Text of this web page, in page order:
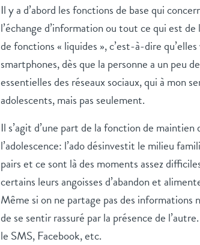
Il y a d’abord les fonctions de base qui
l’échange d’information ou tout ce qui est
de fonctions « liquides », c’est-à-dire
smartphones, dès que la personne a un peu
essentielles des réseaux sociaux, qui à mon
adolescents, mais pas seulement.
Il s’agit d’une part de la fonction de
l’adolescence: l’ado désinvestit le milieu
pairs et ce sont là des moments assez
certains leurs angoisses d’abandon et
Même si on ne partage pas des informations
de se sentir rassuré par la présence de
le SMS, Facebook, etc.